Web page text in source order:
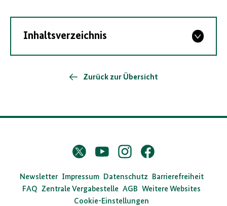
Inhaltsverzeichnis
Zurück zur Übersicht
D
s
B
Twitter
X
YouTubeInstagramFacebook
Newsletter Impressum Datenschutz
Barrierefreiheit
FAQ Zentrale Vergabestelle AGB Weitere Websites
Cookie-Einstellungen